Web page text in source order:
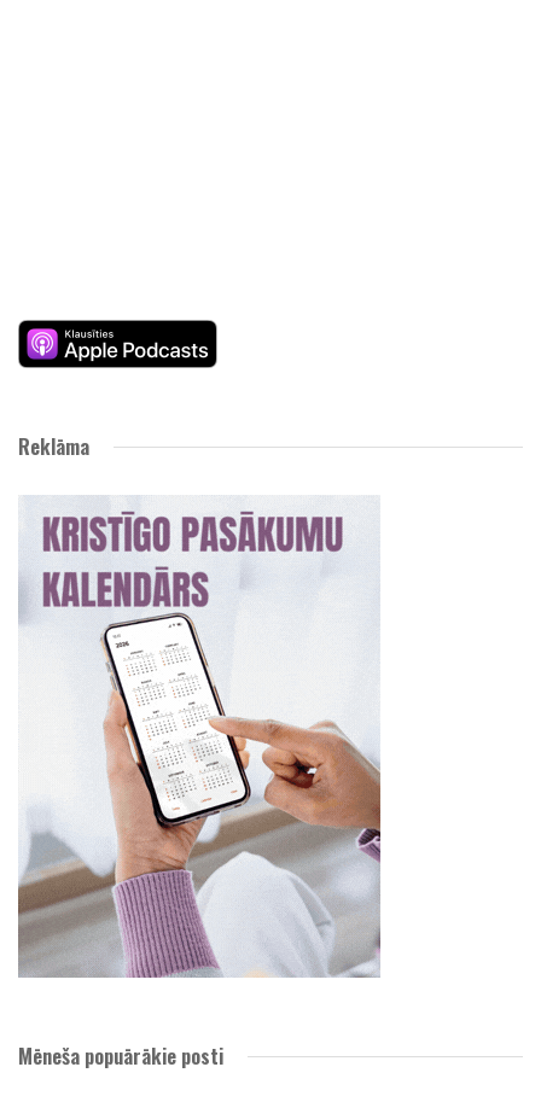
Reklāma
Mēneša popuārākie posti